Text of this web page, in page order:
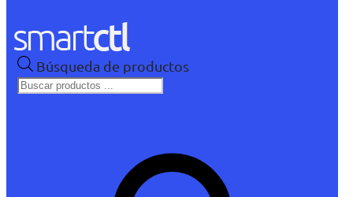
Búsqueda de productos